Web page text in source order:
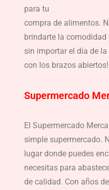
para tu
compra de alimentos.
brindarte la comodidad
sin importar el día de la
con los brazos abiertos!
Supermercado
El Supermercado
simple supermercado.
lugar donde puedes
necesitas para
de calidad. Con años